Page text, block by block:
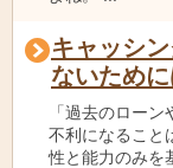
キャッシ
ないため
「過去のロー
不利になること
性と能力のみを